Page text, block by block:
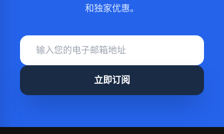
和独家优惠。
立即订阅